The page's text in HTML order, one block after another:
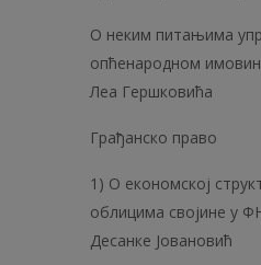
О неким питањима
опћенародном
Леа Гершковића
Грађанско право
1) О економској
облицима својине у
Десанке Јовановић